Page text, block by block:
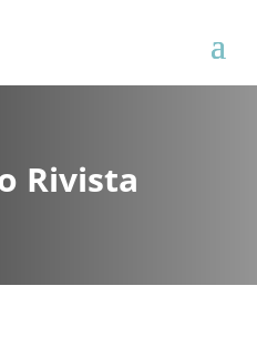
Rivista